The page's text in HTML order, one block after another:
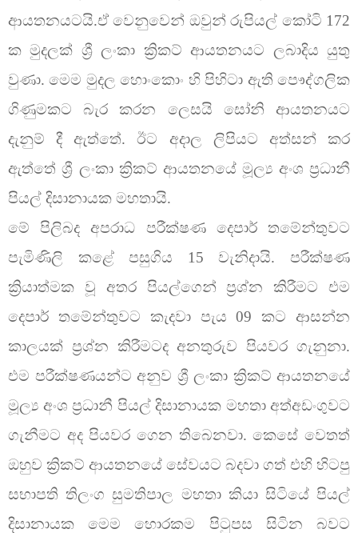
ආයතනයටයි.ඒ වෙනුවෙන් ඔවුන් රුපියල් කෝටි 172
ක මුදලක් ශ්‍රී ලංකා ක්‍රිකට් ආයතනයට ලබාදිය යුතු
වුණා. මෙම මුදල හොංකොං හි පිහිටා ඇති පෞද්ගලික
ගිණුමකට බැර කරන ලෙසයි සෝනි ආයතනයට
දැනුම් දී ඇත්තේ. ඊට අදාල ලිපියට අත්සන් කර
ඇත්තේ ශ්‍රී ලංකා ක්‍රිකට් ආයතනයේ මූල්‍ය අංශ ප්‍රධානී
පියල් දිසානායක මහතායි.
මේ පිලිබද අපරාධ පරීක්ෂණ දෙපාර් තමේන්තුවට
පැමිණිලි කළේ පසුගිය 15 වැනිදායි. පරීක්ෂණ
ක්‍රියාත්මක වූ අතර පියල්ගෙන් ප්‍රශ්න කිරීමට එම
දෙපාර් තමේන්තුවට කැදවා පැය 09 කට ආසන්න
කාලයක් ප්‍රශ්න කිරීමටද අනතුරුව පියවර ගැනුනා.
එම පරීක්ෂණයන්ට අනුව ශ්‍රී ලංකා ක්‍රිකට් ආයතනයේ
මූල්‍ය අංශ ප්‍රධානී පියල් දිසානායක මහතා අත්අඩංගුවට
ගැනීමට අද පියවර ගෙන තිබෙනවා. කෙසේ වෙතත්
ඔහුව ක්‍රිකට් ආයතනයේ සේවයට බදවා ගත් එහි හිටපු
සභාපති තිලංග සුමතිපාල මහතා කියා සිටියේ පියල්
දිසානායක මෙම හොරකම පිටුපස සිටින බවට